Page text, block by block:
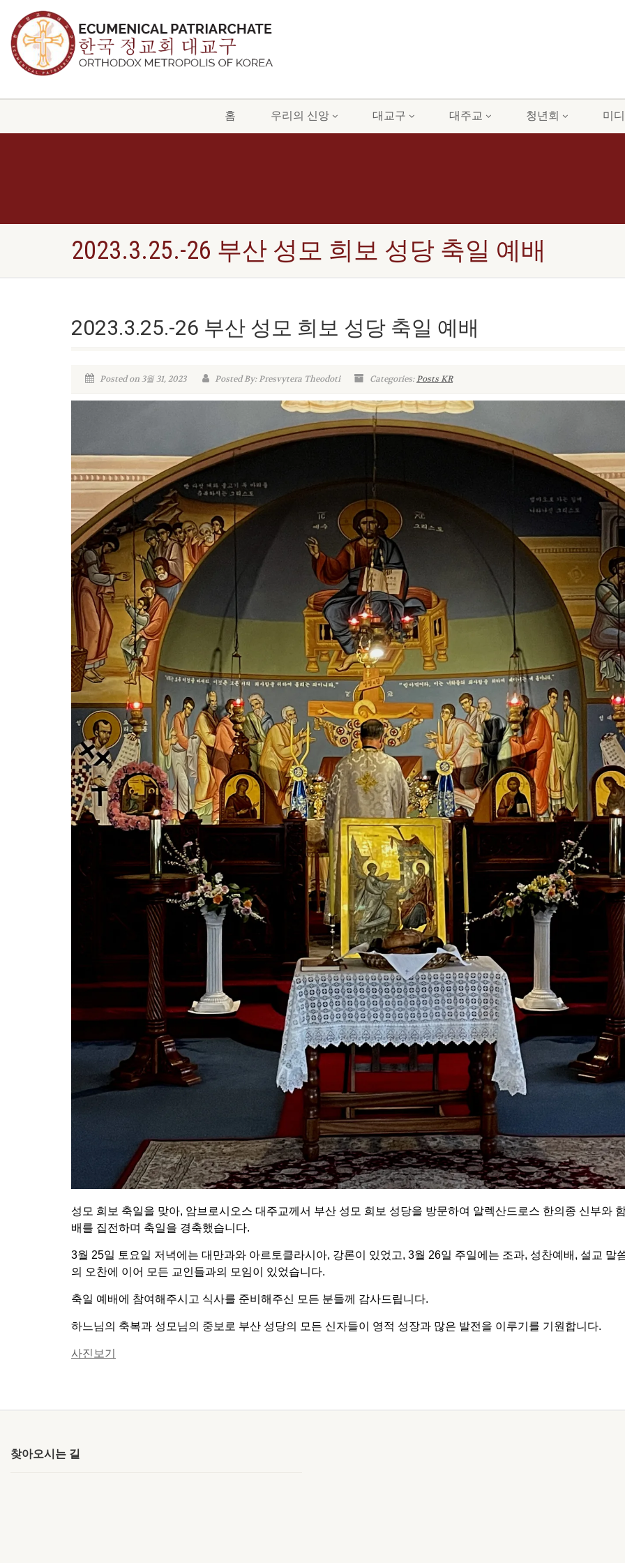
홈 우리의 신앙 대교구 대주교 청년회 미
2023.3.25.-26 부산 성모 희보 성당 축일 예배
2023.3.25.-26 부산 성모 희보 성당 축일 예배
Posted on 3월 31, 2023 Posted By: Presvytera Theodoti Categories:Posts KR
성모 희보 축일을 맞아, 암브로시오스 대주교께서 부산 성모 희보 성당을 방문하여 알렉산드로스 한의종 신부와
배를 집전하며 축일을 경축했습니다.
3월 25일 토요일 저녁에는 대만과와 아르토클라시아, 강론이 있었고, 3월 26일 주일에는 조과, 성찬예배, 설교 말
의 오찬에 이어 모든 교인들과의 모임이 있었습니다.
축일 예배에 참여해주시고 식사를 준비해주신 모든 분들께 감사드립니다.
하느님의 축복과 성모님의 중보로 부산 성당의 모든 신자들이 영적 성장과 많은 발전을 이루기를 기원합니다.
사진보기
찾아오시는 길